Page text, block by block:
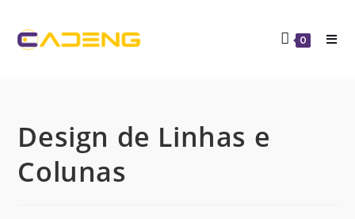
0
Design de Linhas e
Colunas